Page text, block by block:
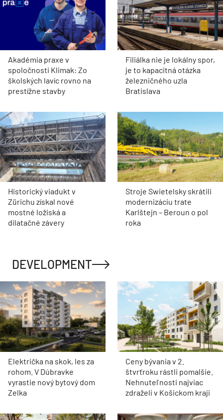
Akadémia praxe v
spoločnosti Klimak: Zo
školských lavíc rovno na
prestížne stavby
Filiálka nie je lokálny spor,
je to kapacitná otázka
železničného uzla
Bratislava
Historický viadukt v
Zürichu získal nové
mostné ložiská a
dilatačné závery
Stroje Swietelsky skrátili
modernizáciu trate
Karlštejn – Beroun o pol
roka
DEVELOPMENT
Električka na skok, les za
rohom. V Dúbravke
vyrastie nový bytový dom
Zelka
Ceny bývania v 2.
štvrťroku rástli pomalšie.
Nehnuteľnosti najviac
zdraželi v Košickom kraji